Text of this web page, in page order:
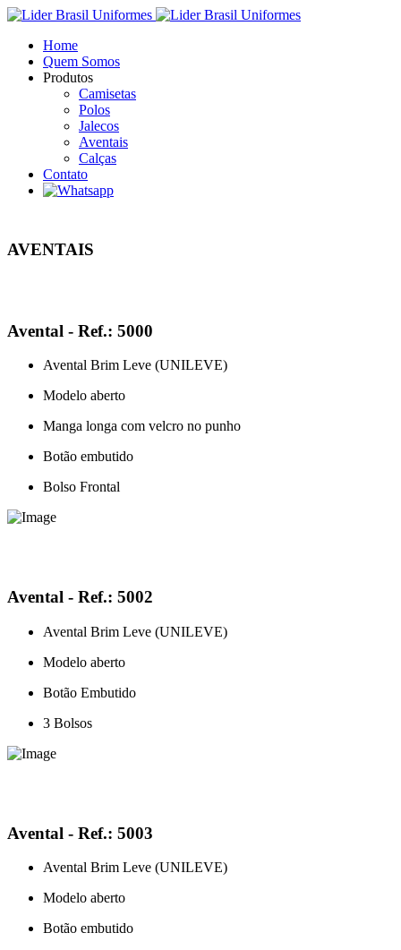
Home
Quem Somos
Produtos
Camisetas
Polos
Jalecos
Aventais
Calças
Contato
AVENTAIS
Avental - Ref.: 5000
Avental Brim Leve (UNILEVE)
Modelo aberto
Manga longa com velcro no punho
Botão embutido
Bolso Frontal
Avental - Ref.: 5002
Avental Brim Leve (UNILEVE)
Modelo aberto
Botão Embutido
3 Bolsos
Avental - Ref.: 5003
Avental Brim Leve (UNILEVE)
Modelo aberto
Botão embutido